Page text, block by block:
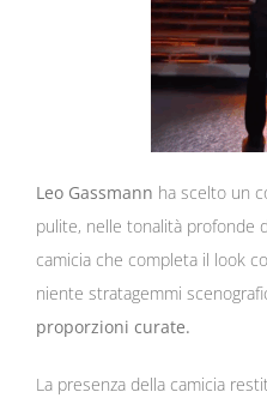
Leo Gassmann ha scelto un
pulite, nelle tonalità profonde
camicia che completa il look
niente stratagemmi
proporzioni curate.
La presenza della camicia